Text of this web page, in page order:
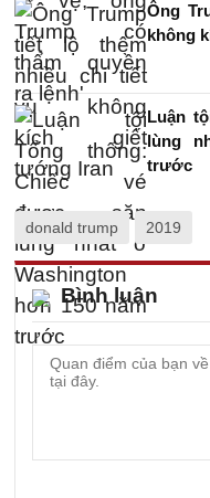
Ông
không
Luận
lùng
trước
donald trump 2019
Bình luận